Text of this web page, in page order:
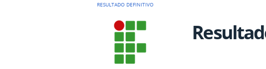
RESULTADO DEFINITIVO